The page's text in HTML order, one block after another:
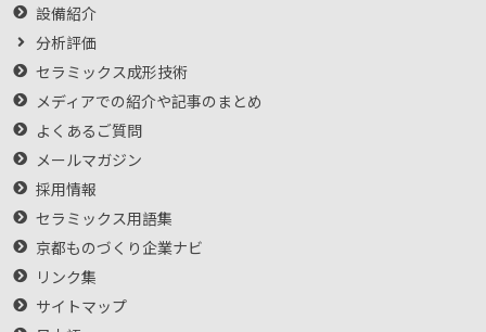
設備紹介
分析評価
セラミックス成形技術
メディアでの紹介や記事のまとめ
よくあるご質問
メールマガジン
採用情報
セラミックス用語集
京都ものづくり企業ナビ
リンク集
サイトマップ